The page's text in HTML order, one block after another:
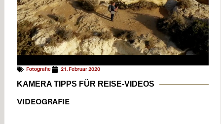
Fotografie 21. Februar 2020
KAMERA TIPPS FÜR REISE-VIDEOS
VIDEOGRAFIE